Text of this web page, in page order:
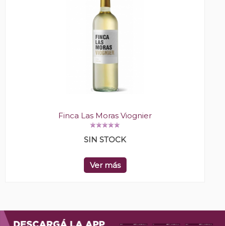
Finca Las Moras Viognier
SIN STOCK
Ver más